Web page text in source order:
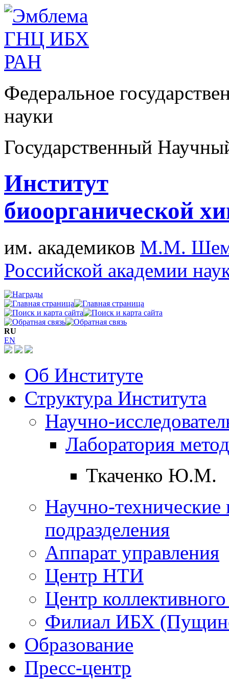
Федеральное
науки
Государственный
Институт
биоорганической
им. академиков М.М.
Российской академии
RU
EN
Об Институте
Структура Института
Научно-
Лаборатория
Ткаченко Ю.М.
Научно-технические
подразделения
Аппарат управления
Центр НТИ
Центр
Филиал ИБХ
Образование
Пресс-центр